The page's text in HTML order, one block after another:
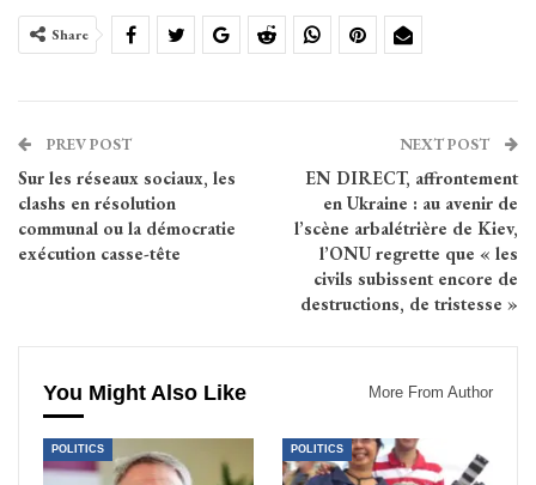
Share
PREV POST
Sur les réseaux sociaux, les
clashs en résolution
communal ou la démocratie
exécution casse-tête
NEXT POST
EN DIRECT, affrontement
en Ukraine : au avenir de
l’scène arbalétrière de Kiev,
l’ONU regrette que « les
civils subissent encore de
destructions, de tristesse »
You Might Also Like More From Author
POLITICS POLITICS